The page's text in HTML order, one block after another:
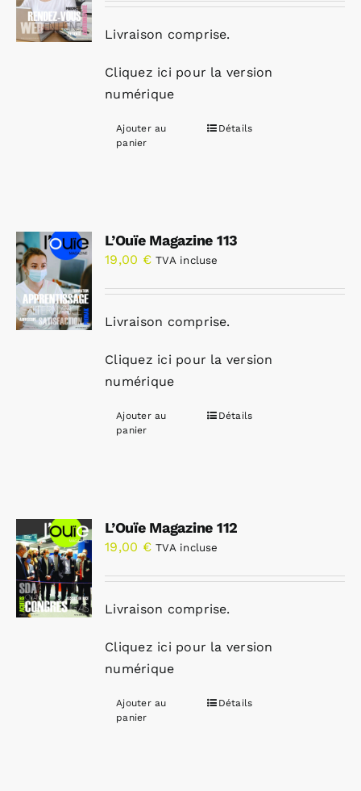
Livraison comprise.
Cliquez ici pour la version
numérique
Ajouter au
panier
Détails
L’Ouïe Magazine 113
19,00 € TVA incluse
Livraison comprise.
Cliquez ici pour la version
numérique
Ajouter au
panier
Détails
L’Ouïe Magazine 112
19,00 € TVA incluse
Livraison comprise.
Cliquez ici pour la version
numérique
Ajouter au
panier
Détails